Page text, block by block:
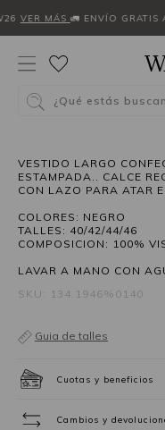
VER MÁS 🚛 ENVÍO
¿Qué estás
VESTIDO LARGO
ESTAMPADA.. CALCE
CON LAZO PARA ATAR
COLORES: NEGRO
TALLES: 40/42/44/46
COMPOSICION: 100%
LAVAR A MANO CON
SKU: 134.1946%0140
Guia de talles
Cuotas y beneficios
Cambios y